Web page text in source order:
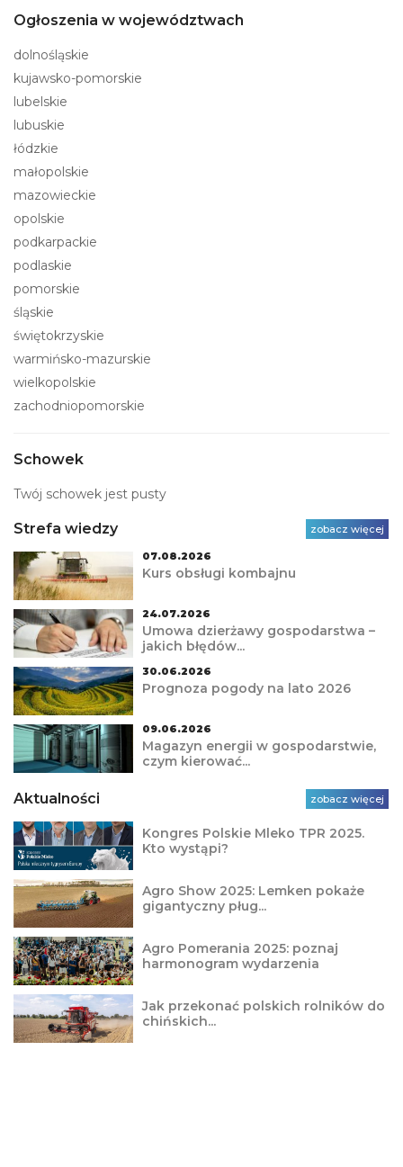
Ogłoszenia w województwach
dolnośląskie
kujawsko-pomorskie
lubelskie
lubuskie
łódzkie
małopolskie
mazowieckie
opolskie
podkarpackie
podlaskie
pomorskie
śląskie
świętokrzyskie
warmińsko-mazurskie
wielkopolskie
zachodniopomorskie
Schowek
Twój schowek jest pusty
Strefa wiedzy zobacz więcej
07.08.2026
Kurs obsługi kombajnu
24.07.2026
Umowa dzierżawy gospodarstwa –
jakich błędów...
30.06.2026
Prognoza pogody na lato 2026
09.06.2026
Magazyn energii w gospodarstwie,
czym kierować...
Aktualności zobacz więcej
Kongres Polskie Mleko TPR 2025.
Kto wystąpi?
Agro Show 2025: Lemken pokaże
gigantyczny pług...
Agro Pomerania 2025: poznaj
harmonogram wydarzenia
Jak przekonać polskich rolników do
chińskich...